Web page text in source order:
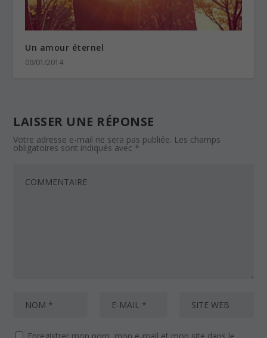
Un amour éternel
09/01/2014
LAISSER UNE RÉPONSE
Votre adresse e-mail ne sera pas publiée. Les champs
obligatoires sont indiqués avec *